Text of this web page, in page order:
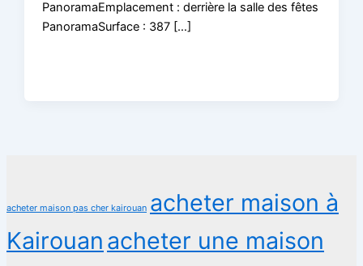
PanoramaEmplacement : derrière la salle des fêtes
PanoramaSurface : 387 […]
acheter maison pas cher kairouan acheter maison à
Kairouan acheter une maison